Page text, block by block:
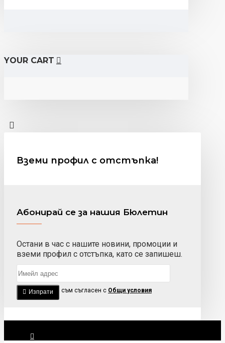
YOUR CART
Вземи профил с отстъпка!
Абонирай се за нашия Бюлетин
Остани в час с нашите новини, промоции и
вземи профил с отстъпка, като се запишеш.
Изпрати
Прочетох и съм съгласен с Общи условия